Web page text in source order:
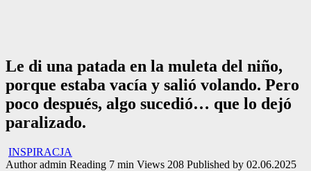
Le di una patada en la muleta del niño,
porque estaba vacía y salió volando. Pero
poco después, algo sucedió… que lo dejó
paralizado.
INSPIRACJA
Author admin Reading 7 min Views 208 Published by 02.06.2025